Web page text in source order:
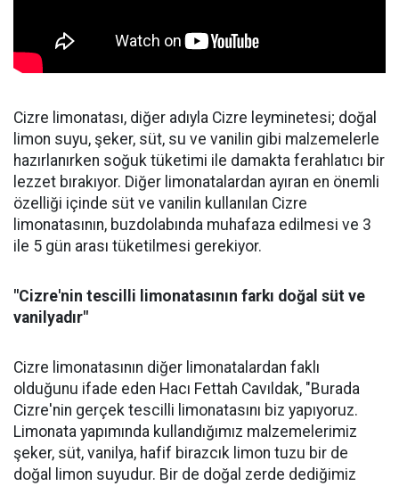
Cizre limonatası, diğer adıyla Cizre leyminetesi; doğal
limon suyu, şeker, süt, su ve vanilin gibi malzemelerle
hazırlanırken soğuk tüketimi ile damakta ferahlatıcı bir
lezzet bırakıyor. Diğer limonatalardan ayıran en önemli
özelliği içinde süt ve vanilin kullanılan Cizre
limonatasının, buzdolabında muhafaza edilmesi ve 3
ile 5 gün arası tüketilmesi gerekiyor.
"Cizre'nin tescilli limonatasının farkı doğal süt ve
vanilyadır"
Cizre limonatasının diğer limonatalardan faklı
olduğunu ifade eden Hacı Fettah Cavıldak, "Burada
Cizre'nin gerçek tescilli limonatasını biz yapıyoruz.
Limonata yapımında kullandığımız malzemelerimiz
şeker, süt, vanilya, hafif birazcık limon tuzu bir de
doğal limon suyudur. Bir de doğal zerde dediğimiz